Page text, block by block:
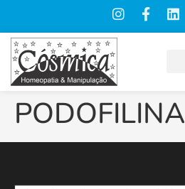
PODOFILINA